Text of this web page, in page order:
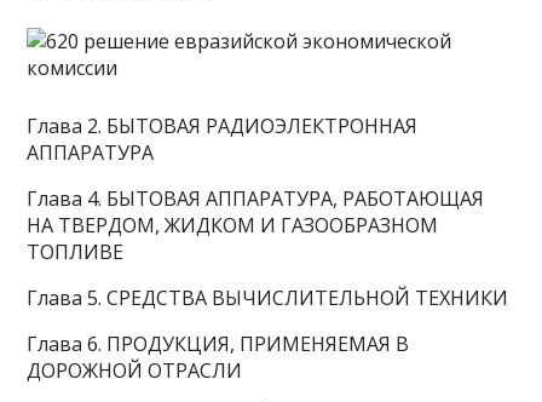
Глава 2. БЫТОВАЯ РАДИОЭЛЕКТРОННАЯ
АППАРАТУРА
Глава 4. БЫТОВАЯ АППАРАТУРА, РАБОТАЮЩАЯ
НА ТВЕРДОМ, ЖИДКОМ И ГАЗООБРАЗНОМ
ТОПЛИВЕ
Глава 5. СРЕДСТВА ВЫЧИСЛИТЕЛЬНОЙ ТЕХНИКИ
Глава 6. ПРОДУКЦИЯ, ПРИМЕНЯЕМАЯ В
ДОРОЖНОЙ ОТРАСЛИ